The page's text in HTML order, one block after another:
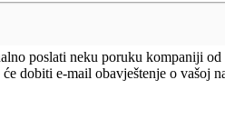
poslati neku poruku kompaniji
dobiti e-mail obavještenje o vašoj